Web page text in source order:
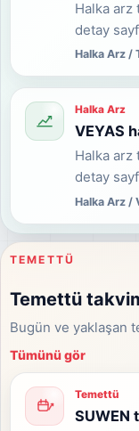
Halka
detay
Halka Arz /
Halka Arz
VEYAS
Halka
detay
Halka Arz /
TEMETTÜ
Temettü
Bugün ve yaklaşan
Tümünü gör
Temettü
SUWEN